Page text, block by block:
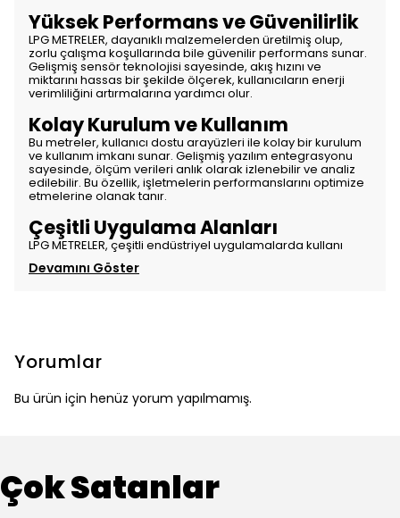
Yüksek Performans ve Güvenilirlik
LPG METRELER, dayanıklı malzemelerden üretilmiş olup,
zorlu çalışma koşullarında bile güvenilir performans sunar.
Gelişmiş sensör teknolojisi sayesinde, akış hızını ve
miktarını hassas bir şekilde ölçerek, kullanıcıların enerji
verimliliğini artırmalarına yardımcı olur.
Kolay Kurulum ve Kullanım
Bu metreler, kullanıcı dostu arayüzleri ile kolay bir kurulum
ve kullanım imkanı sunar. Gelişmiş yazılım entegrasyonu
sayesinde, ölçüm verileri anlık olarak izlenebilir ve analiz
edilebilir. Bu özellik, işletmelerin performanslarını optimize
etmelerine olanak tanır.
Çeşitli Uygulama Alanları
LPG METRELER, çeşitli endüstriyel uygulamalarda kullanı
Devamını Göster
Yorumlar
Bu ürün için henüz yorum yapılmamış.
Çok Satanlar